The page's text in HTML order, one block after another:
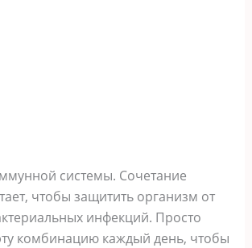
системы. Сочетание
чтобы защитить организм от
инфекций. Просто
комбинацию каждый день, чтобы